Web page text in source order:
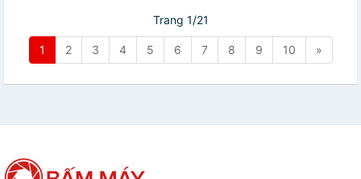
Trang 1/21
1 2 3 4 5 6 7 8 9 10 »